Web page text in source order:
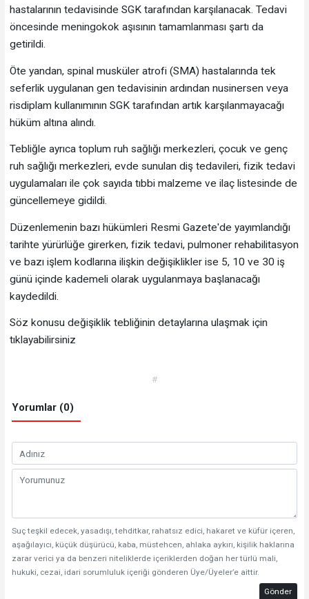
hastalarının tedavisinde SGK tarafından karşılanacak. Tedavi
öncesinde meningokok aşısının tamamlanması şartı da
getirildi.
Öte yandan, spinal musküler atrofi (SMA) hastalarında tek
seferlik uygulanan gen tedavisinin ardından nusinersen veya
risdiplam kullanımının SGK tarafından artık karşılanmayacağı
hüküm altına alındı.
Tebliğle ayrıca toplum ruh sağlığı merkezleri, çocuk ve genç
ruh sağlığı merkezleri, evde sunulan diş tedavileri, fizik tedavi
uygulamaları ile çok sayıda tıbbi malzeme ve ilaç listesinde de
güncellemeye gidildi.
Düzenlemenin bazı hükümleri Resmi Gazete'de yayımlandığı
tarihte yürürlüğe girerken, fizik tedavi, pulmoner rehabilitasyon
ve bazı işlem kodlarına ilişkin değişiklikler ise 5, 10 ve 30 iş
günü içinde kademeli olarak uygulanmaya başlanacağı
kaydedildi.
Söz konusu değişiklik tebliğinin detaylarına ulaşmak için
tıklayabilirsiniz
#
Yorumlar (0)
Suç teşkil edecek, yasadışı, tehditkar, rahatsız edici, hakaret ve küfür içeren,
aşağılayıcı, küçük düşürücü, kaba, müstehcen, ahlaka aykırı, kişilik haklarına
zarar verici ya da benzeri niteliklerde içeriklerden doğan her türlü mali,
hukuki, cezai, idari sorumluluk içeriği gönderen Üye/Üyeler’e aittir.
Gönder